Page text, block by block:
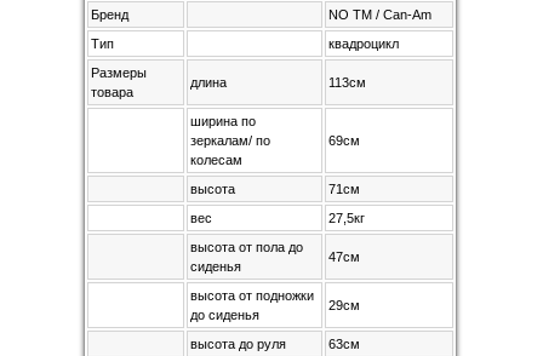
Бренд
NO TM / Can-Am
Тип
квадроцикл
Размеры
товара
длина 113см
ширина по
зеркалам/ по
колесам
69см
высота
71см
вес
27,5кг
высота от пола до
сиденья
47см
высота от подножки
до сиденья
29см
высота до руля
63см